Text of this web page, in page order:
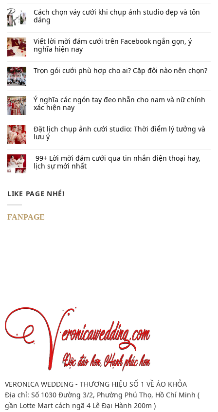
Cách chọn váy cưới khi chụp ảnh studio đẹp và tôn
dáng
Viết lời mời đám cưới trên Facebook​ ngắn gọn, ý
nghĩa hiện nay
Trọn gói cưới phù hợp cho ai? Cặp đôi nào nên chọn?
Ý nghĩa các ngón tay đeo nhẫn cho nam và nữ chính
xác hiện nay
Đặt lịch chụp ảnh cưới studio: Thời điểm lý tưởng và
lưu ý
99+ Lời mời đám cưới qua tin nhắn​ điện thoại hay,
lịch sự mới nhất
LIKE PAGE NHÉ!
FANPAGE
VERONICA WEDDING - THƯƠNG HIỆU SỐ 1 VỀ ÁO KHỎA
Địa chỉ: Số 1030 Đường 3/2, Phường Phú Thọ, Hồ Chí Minh (
gần Lotte Mart cách ngã 4 Lê Đại Hành 200m )